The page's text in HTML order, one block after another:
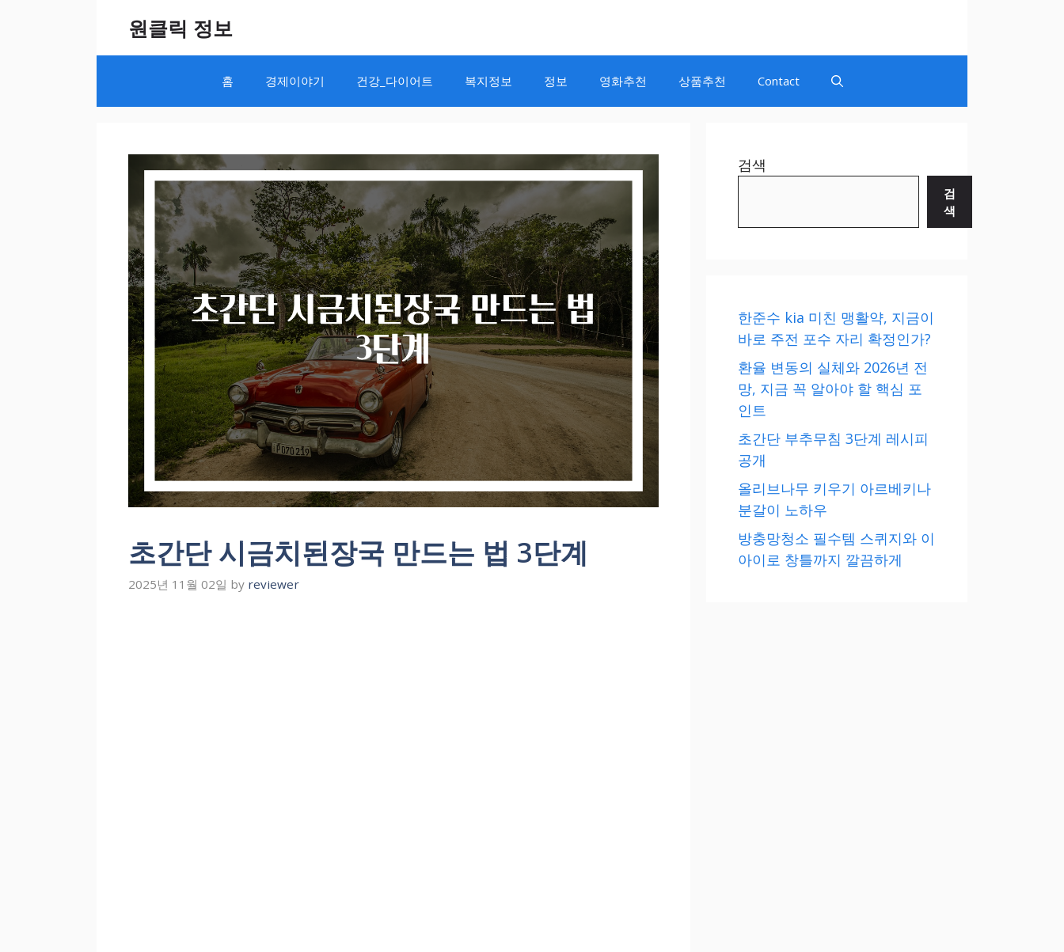
원클릭 정보
홈 경제이야기 건강_다이어트 복지정보 정보 영화추천 상품추천 Contact
초간단 시금치된장국 만드는 법 3단계
2025년 11월 02일 by reviewer
검색
검
색
한준수 kia 미친 맹활약, 지금이
바로 주전 포수 자리 확정인가?
환율 변동의 실체와 2026년 전
망, 지금 꼭 알아야 할 핵심 포
인트
초간단 부추무침 3단계 레시피
공개
올리브나무 키우기 아르베키나
분갈이 노하우
방충망청소 필수템 스퀴지와 이
아이로 창틀까지 깔끔하게